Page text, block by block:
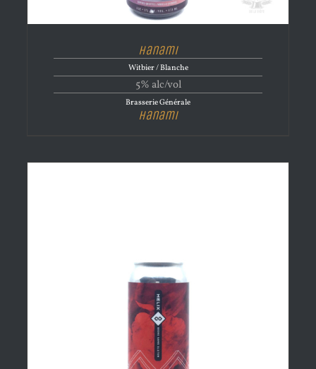
Hanami
Witbier / Blanche
5% alc/vol
Brasserie Générale
Hanami